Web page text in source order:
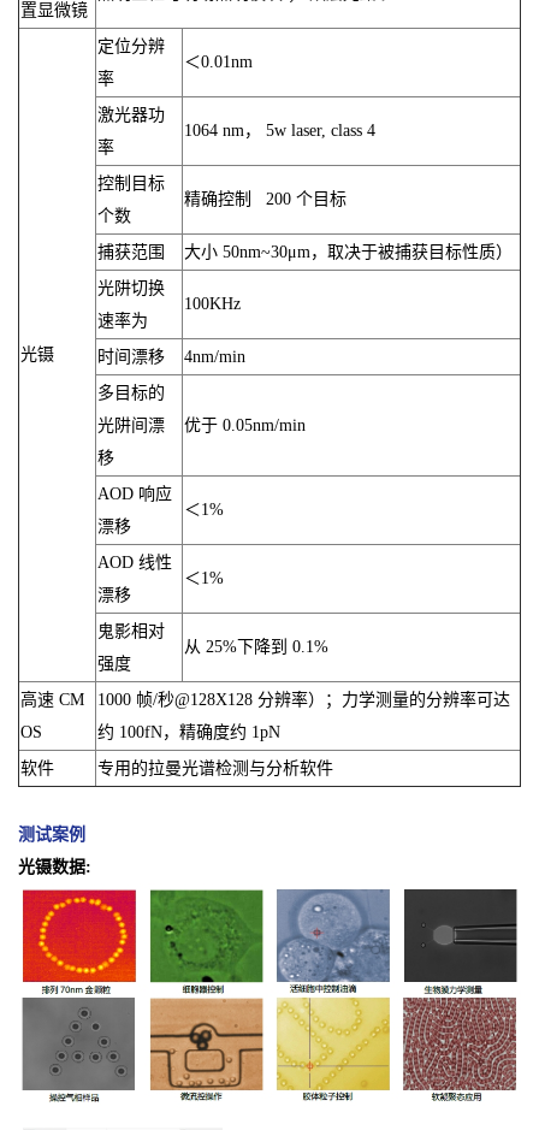
置显微镜
光镊
定位分辨
率
＜0.01nm
激光器功
率
1064 nm， 5w laser, class 4
控制目标
个数
精确控制 200 个目标
捕获范围
大小 50nm~30μm，取决于被捕获目标性质）
光阱切换
速率为
100KHz
时间漂移
4nm/min
多目标的
光阱间漂
移
优于 0.05nm/min
AOD 响应
漂移
＜1%
AOD 线性
漂移
＜1%
鬼影相对
强度
从 25%下降到 0.1%
高速 CM
OS
1000 帧/秒@128X128 分辨率）；力学测量的分辨率可达
约 100fN，精确度约 1pN
软件
专用的拉曼光谱检测与分析软件
测试案例
光镊数据: